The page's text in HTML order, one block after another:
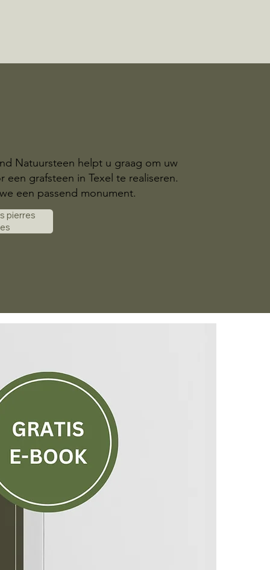
Natuursteen helpt u graag om uw
een grafsteen in Texel te realiseren.
een passend monument.
pierres